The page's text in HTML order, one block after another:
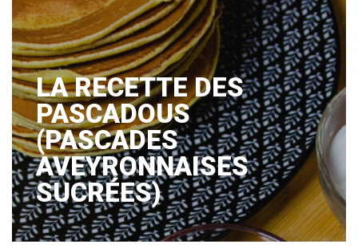
LA RECETTE DES
PASCADOUS
(PASCADES
AVEYRONNAISES
SUCRÉES)